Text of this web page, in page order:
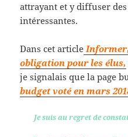
attrayant et y diffuser
intéressantes.
Dans cet article
obligation pour les élus,
je signalais que la page
budget voté en mars
Je suis au regret de